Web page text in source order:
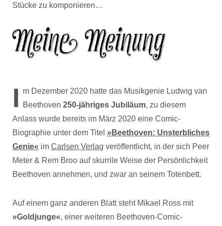
Stücke zu komponieren…
I m Dezember 2020 hatte das Musikgenie Ludwig van
Beethoven 250-jähriges Jubiläum, zu diesem
Anlass wurde bereits im März 2020 eine Comic-
Biographie unter dem Titel »Beethoven: Unsterbliches
Genie« im Carlsen Verlag veröffentlicht, in der sich Peer
Meter & Rem Broo auf skurrile Weise der Persönlichkeit
Beethoven annehmen, und zwar an seinem Totenbett.
Auf einem ganz anderen Blatt steht Mikael Ross mit
»Goldjunge«, einer weiteren Beethoven-Comic-